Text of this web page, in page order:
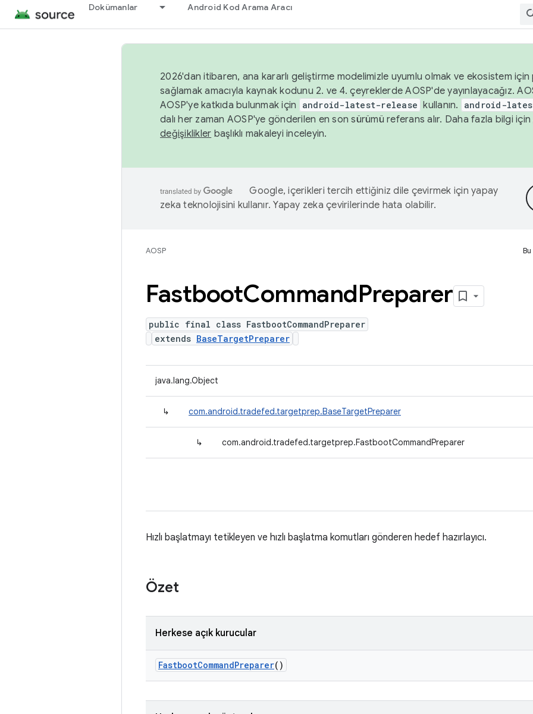
Dokümanlar Android Kod Arama Aracı
2026'dan itibaren, ana kararlı geliştirme modelimizle uyumlu olmak ve ekosistem için
sağlamak amacıyla kaynak kodunu 2. ve 4. çeyreklerde AOSP'de yayınlayacağız.
AOSP'ye katkıda bulunmak için
android-latest-release kullanın. android-
dalı her zaman AOSP'ye gönderilen en son sürümü referans alır. Daha fazla bilgi için
değişiklikler başlıklı makaleyi inceleyin.
Google, içerikleri tercih ettiğiniz dile çevirmek için yapay
zeka teknolojisini kullanır. Yapay zeka çevirilerinde hata olabilir.
AOSP
FastbootCommandPreparer
public final class FastbootCommandPreparer
extends BaseTargetPreparer
java.lang.Object
↳ com.android.tradefed.targetprep.BaseTargetPreparer
↳ com.android.tradefed.targetprep.FastbootCommandPreparer
Hızlı başlatmayı tetikleyen ve hızlı başlatma komutları gönderen hedef hazırlayıcı.
Özet
Herkese açık kurucular
FastbootCommandPreparer()